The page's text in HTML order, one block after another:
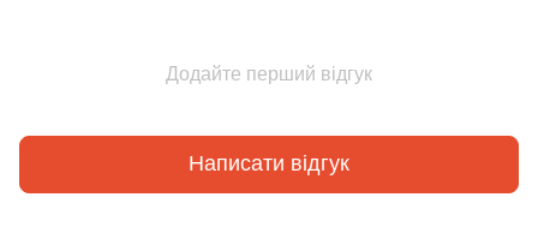
Додайте перший відгук
Написати відгук